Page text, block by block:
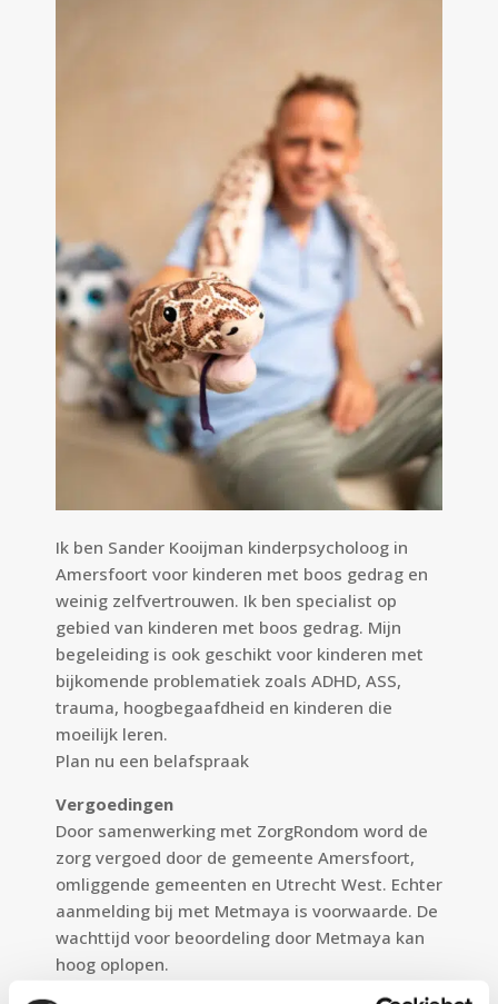
Ik ben Sander Kooijman kinderpsycholoog in
Amersfoort voor kinderen met boos gedrag en
weinig zelfvertrouwen. Ik ben specialist op
gebied van kinderen met boos gedrag. Mijn
begeleiding is ook geschikt voor kinderen met
bijkomende problematiek zoals ADHD, ASS,
trauma, hoogbegaafdheid en kinderen die
moeilijk leren.
Plan nu een belafspraak
Vergoedingen
Door samenwerking met ZorgRondom word de
zorg vergoed door de gemeente Amersfoort,
omliggende gemeenten en Utrecht West. Echter
aanmelding bij met Metmaya is voorwaarde. De
wachttijd voor beoordeling door Metmaya kan
hoog oplopen.